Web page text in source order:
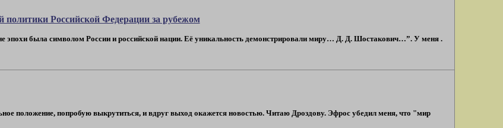
Российской Федерации за рубежом
эпохи была символом России и российской нации. Её уникальность демонстрировали миру… Д. Д. Шостакович…”. У меня .
положение, попробую выкрутиться, и вдруг выход окажется новостью. Читаю Дроздову. Эфрос убедил меня, что "мир